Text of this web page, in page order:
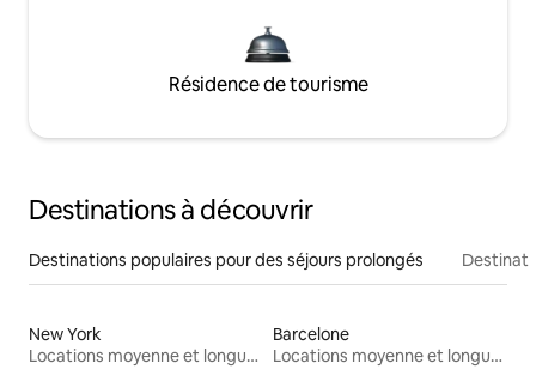
Résidence de tourisme
Destinations à découvrir
Destinations populaires pour des séjours prolongés
New York
Locations moyenne et longue durée
Barcelone
Locations moyenne et longue durée